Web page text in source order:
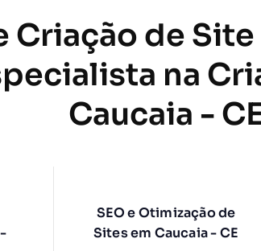
Criação de
na
Caucaia -
SEO e Otimização de
Sites em Caucaia - CE